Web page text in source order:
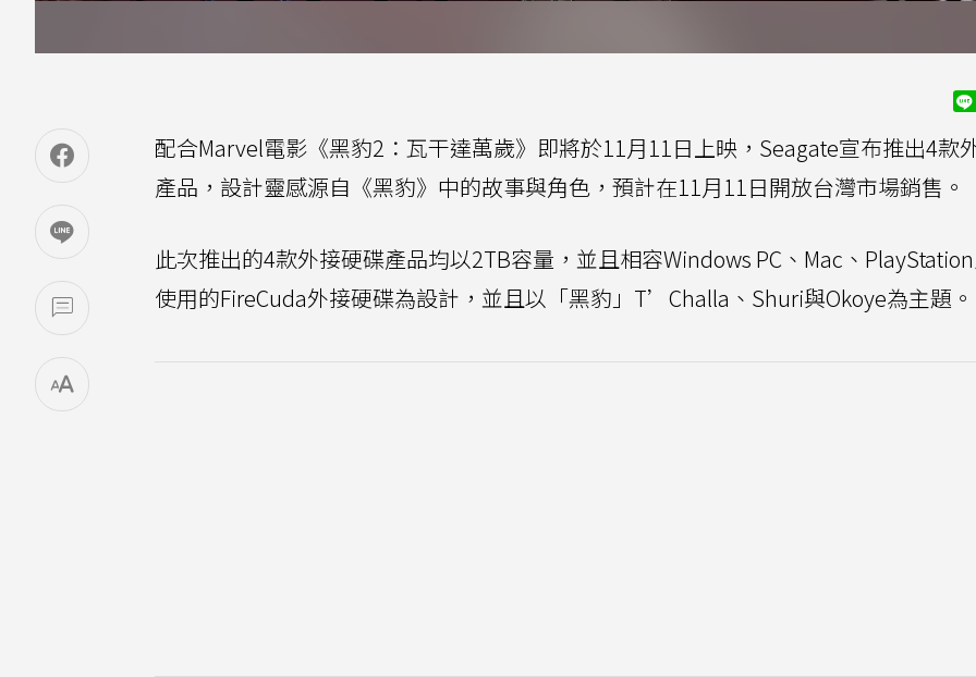
配合Marvel電影《黑豹2：瓦干達萬歲》即將於11月11日上映，Seagate宣布推出4款
產品，設計靈感源自《黑豹》中的故事與角色，預計在11月11日開放台灣市場銷售。
此次推出的4款外接硬碟產品均以2TB容量，並且相容Windows PC、Mac、
使用的FireCuda外接硬碟為設計，並且以「黑豹」T’Challa、Shuri與Okoye為主題。